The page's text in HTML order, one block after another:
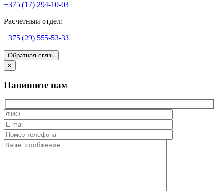
+375 (17) 294-10-03
Расчетный отдел:
+375 (29) 555-53-33
Обратная связь
×
Напишите нам